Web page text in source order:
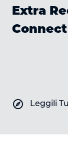
Extra
explore Leggili